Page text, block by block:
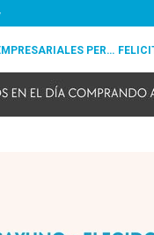
REGALOS EMPRESARIALES PERSONALIZADOS